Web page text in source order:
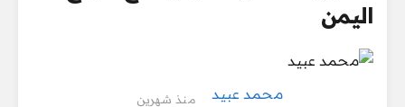
اليمن
محمد عبيد منذ شهرين